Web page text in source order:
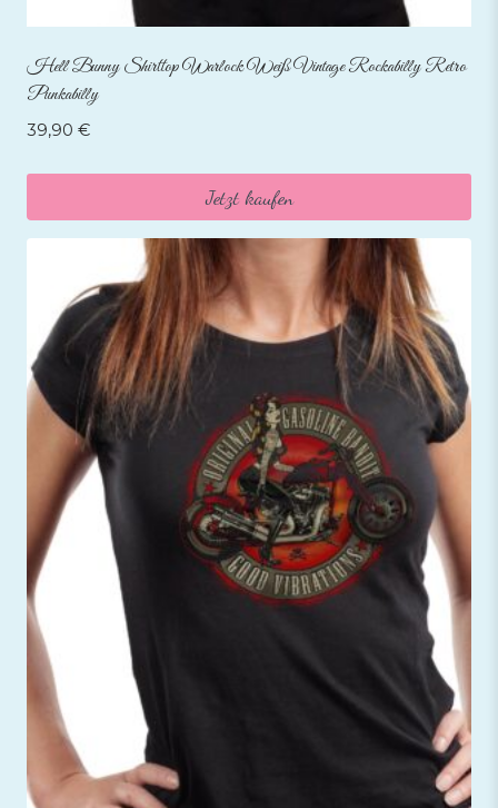
Hell Bunny Shirttop Warlock Weiß Vintage Rockabilly Retro
Punkabilly
39,90 €
Jetzt kaufen